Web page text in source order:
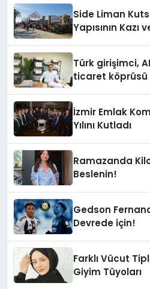
Side Liman
Yapısının Kazı
Türk girişimci,
ticaret
İzmir Emlak
Yılını Kutladı
Ramazanda
Beslenin!
Gedson
Devrede için!
Farklı Vücut
Giyim Tüyoları